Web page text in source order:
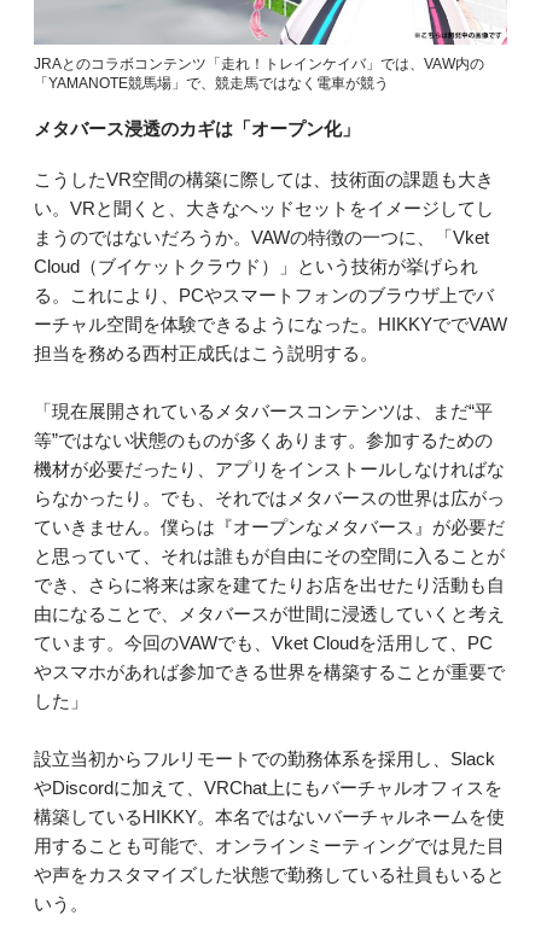
JRAとのコラボコンテンツ「走れ！トレインケイバ」では、VAW内の
「YAMANOTE競馬場」で、競走馬ではなく電車が競う
メタバース浸透のカギは「オープン化」
こうしたVR空間の構築に際しては、技術面の課題も大き
い。VRと聞くと、大きなヘッドセットをイメージしてし
まうのではないだろうか。VAWの特徴の一つに、「Vket
Cloud（ブイケットクラウド）」という技術が挙げられ
る。これにより、PCやスマートフォンのブラウザ上でバ
ーチャル空間を体験できるようになった。HIKKYででVAW
担当を務める西村正成氏はこう説明する。
「現在展開されているメタバースコンテンツは、まだ“平
等”ではない状態のものが多くあります。参加するための
機材が必要だったり、アプリをインストールしなければな
らなかったり。でも、それではメタバースの世界は広がっ
ていきません。僕らは『オープンなメタバース』が必要だ
と思っていて、それは誰もが自由にその空間に入ることが
でき、さらに将来は家を建てたりお店を出せたり活動も自
由になることで、メタバースが世間に浸透していくと考え
ています。今回のVAWでも、Vket Cloudを活用して、PC
やスマホがあれば参加できる世界を構築することが重要で
した」
設立当初からフルリモートでの勤務体系を採用し、Slack
やDiscordに加えて、VRChat上にもバーチャルオフィスを
構築しているHIKKY。本名ではないバーチャルネームを使
用することも可能で、オンラインミーティングでは見た目
や声をカスタマイズした状態で勤務している社員もいると
いう。